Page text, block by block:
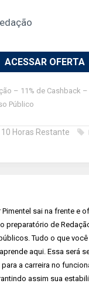
ACESSAR OFERTA
– 11% de Cashback
Público
10 Horas Restante
sai na frente e
preparatório de
Tudo o que
aqui. Essa será
para a carreira no
assim sua